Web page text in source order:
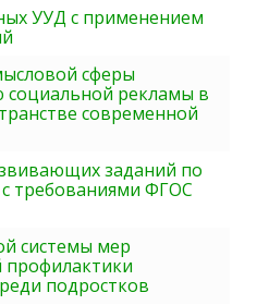
УУД с применением
сферы
рекламы в
современной
заданий по
требованиями ФГОС
системы мер
подростков